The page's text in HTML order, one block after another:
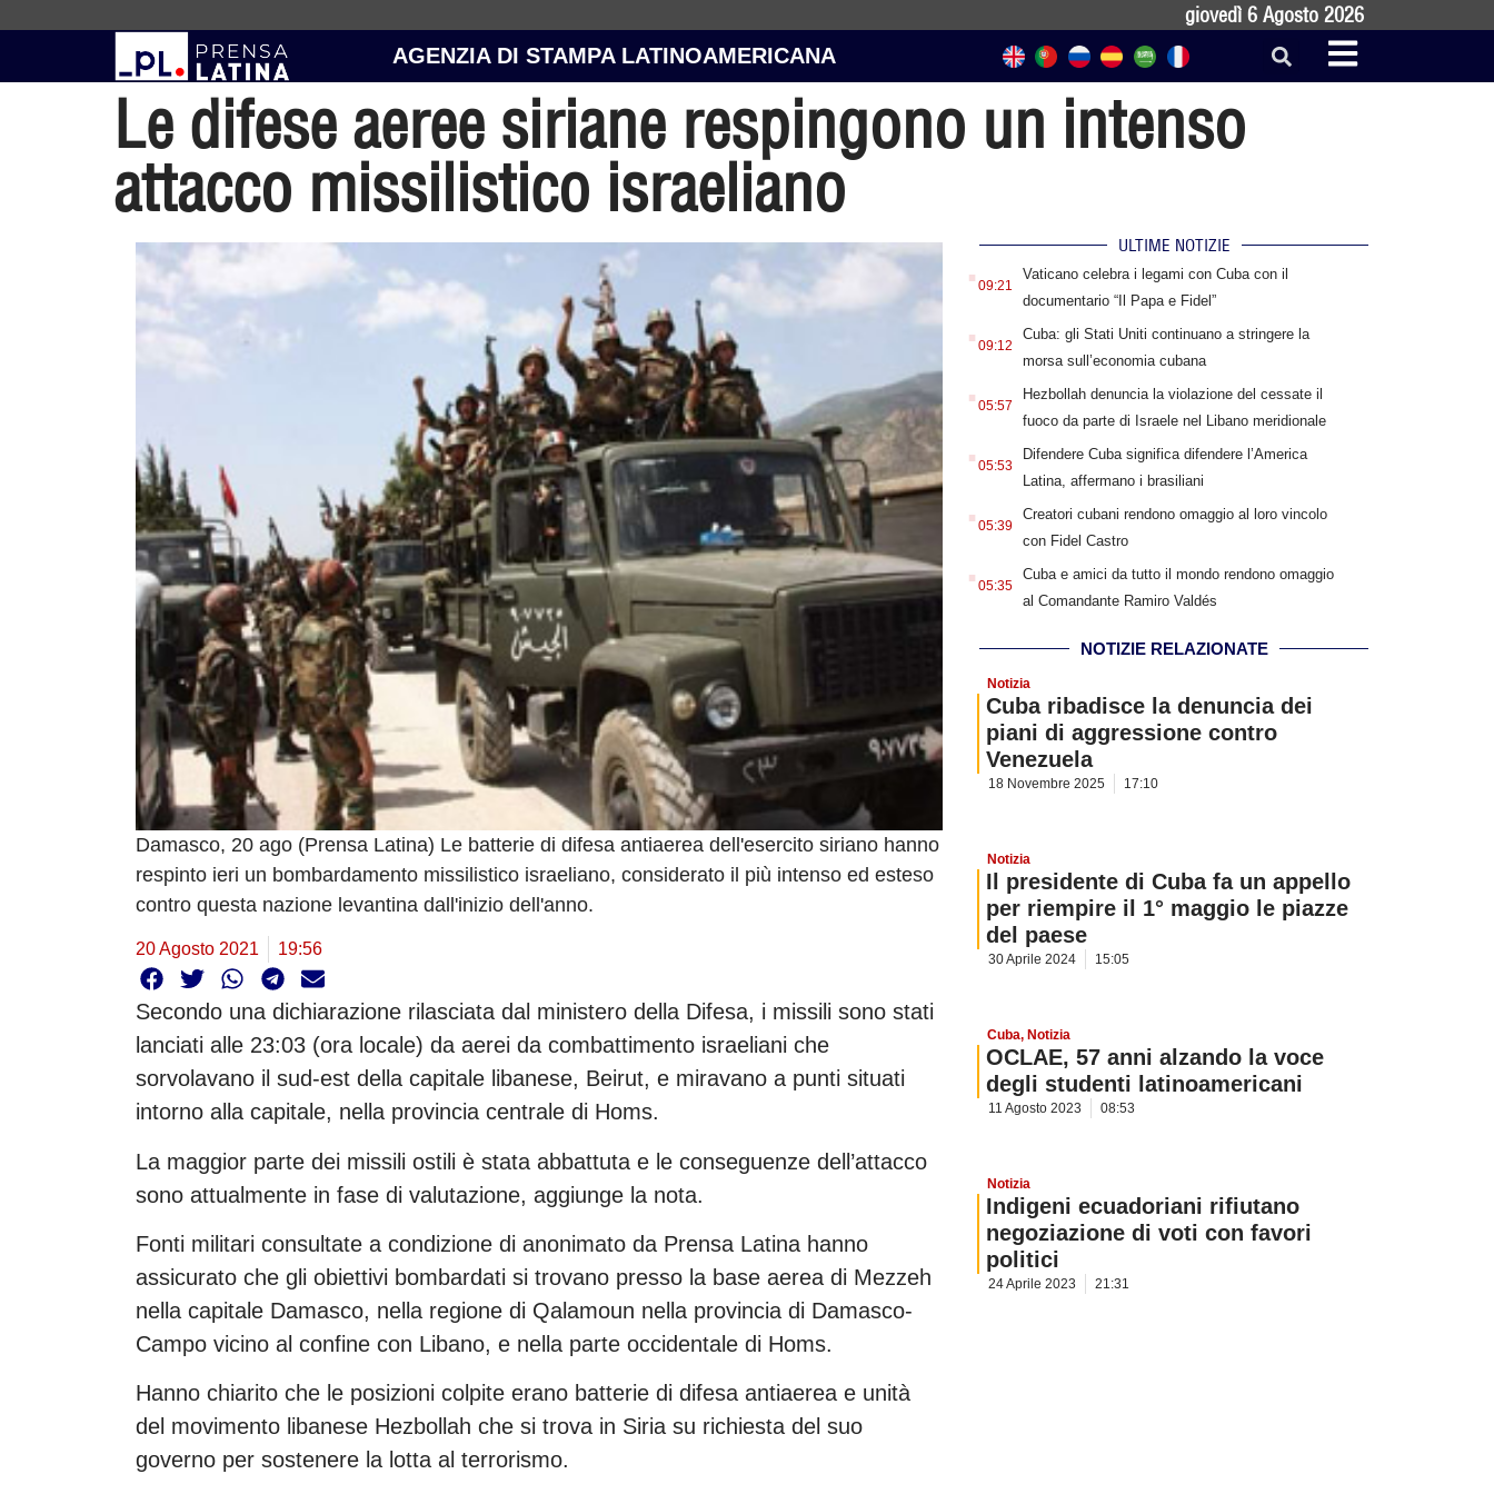
giovedì 6 Agosto 2026
AGENZIA DI STAMPA LATINOAMERICANA
Le difese aeree siriane respingono un intenso
attacco missilistico israeliano
Damasco, 20 ago (Prensa Latina) Le batterie di difesa antiaerea dell'esercito siriano hanno
respinto ieri un bombardamento missilistico israeliano, considerato il più intenso ed esteso
contro questa nazione levantina dall'inizio dell'anno.
20 Agosto 2021 19:56
Secondo una dichiarazione rilasciata dal ministero della Difesa, i missili sono stati
lanciati alle 23:03 (ora locale) da aerei da combattimento israeliani che
sorvolavano il sud-est della capitale libanese, Beirut, e miravano a punti situati
intorno alla capitale, nella provincia centrale di Homs.
La maggior parte dei missili ostili è stata abbattuta e le conseguenze dell’attacco
sono attualmente in fase di valutazione, aggiunge la nota.
Fonti militari consultate a condizione di anonimato da Prensa Latina hanno
assicurato che gli obiettivi bombardati si trovano presso la base aerea di Mezzeh
nella capitale Damasco, nella regione di Qalamoun nella provincia di Damasco-
Campo vicino al confine con Libano, e nella parte occidentale di Homs.
Hanno chiarito che le posizioni colpite erano batterie di difesa antiaerea e unità
del movimento libanese Hezbollah che si trova in Siria su richiesta del suo
governo per sostenere la lotta al terrorismo.
ULTIME NOTIZIE
. 09:21
Vaticano celebra i legami con Cuba con il
documentario “Il Papa e Fidel”
. 09:12
Cuba: gli Stati Uniti continuano a stringere la
morsa sull’economia cubana
. 05:57
Hezbollah denuncia la violazione del cessate il
fuoco da parte di Israele nel Libano meridionale
. 05:53
Difendere Cuba significa difendere l’America
Latina, affermano i brasiliani
. 05:39
Creatori cubani rendono omaggio al loro vincolo
con Fidel Castro
. 05:35
Cuba e amici da tutto il mondo rendono omaggio
al Comandante Ramiro Valdés
NOTIZIE RELAZIONATE
Notizia
Cuba ribadisce la denuncia dei
piani di aggressione contro
Venezuela
18 Novembre 2025 17:10
Notizia
Il presidente di Cuba fa un appello
per riempire il 1° maggio le piazze
del paese
30 Aprile 2024 15:05
Cuba, Notizia
OCLAE, 57 anni alzando la voce
degli studenti latinoamericani
11 Agosto 2023 08:53
Notizia
Indigeni ecuadoriani rifiutano
negoziazione di voti con favori
politici
24 Aprile 2023 21:31